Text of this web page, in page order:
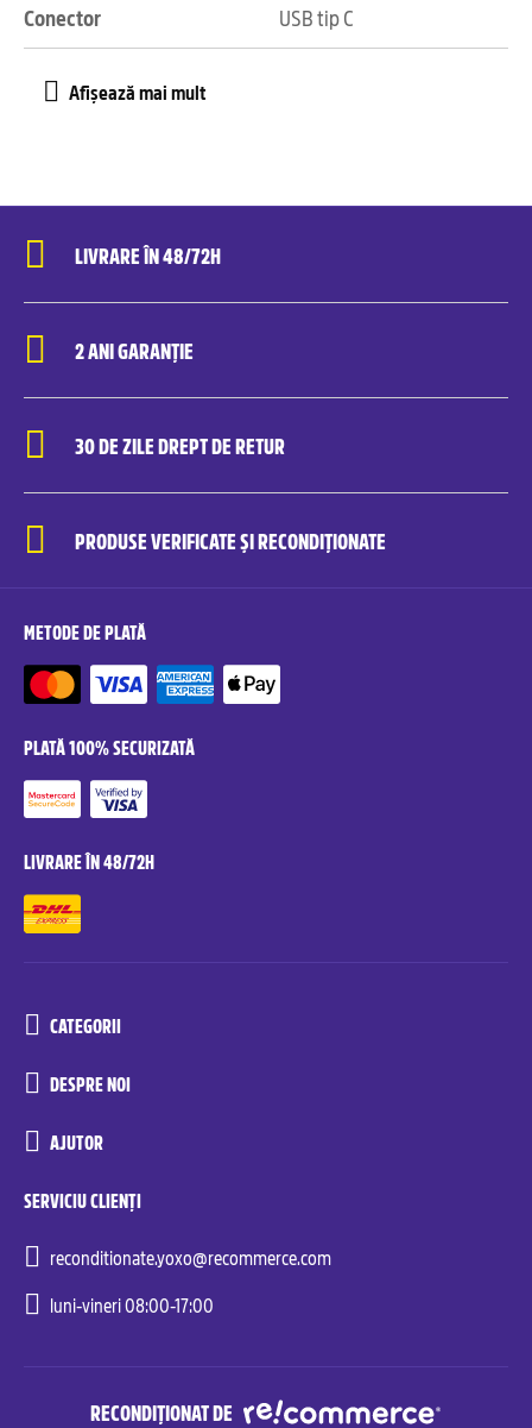
Conector USB tip C
LIVRARE ÎN 48/72H
2 ANI GARANȚIE
30 DE ZILE DREPT DE RETUR
PRODUSE VERIFICATE ȘI RECONDIȚIONATE
METODE DE PLATĂ
PLATĂ 100% SECURIZATĂ
LIVRARE ÎN 48/72H
CATEGORII
DESPRE NOI
AJUTOR
SERVICIU CLIENȚI
reconditionate.yoxo@recommerce.com
luni-vineri 08:00-17:00
RECONDIȚIONAT DE